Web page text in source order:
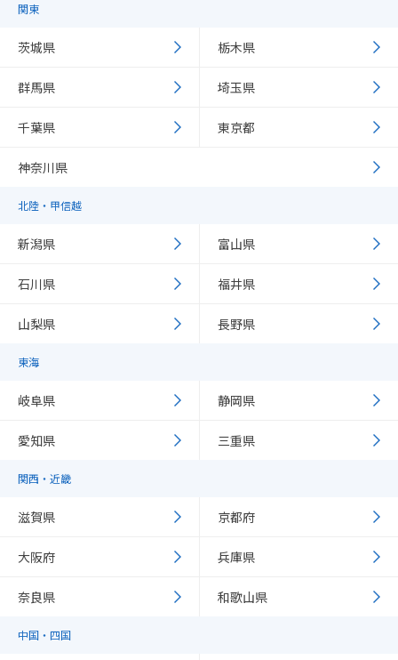
関東
茨城県 栃木県
群馬県 埼玉県
千葉県 東京都
神奈川県
北陸・甲信越
新潟県 富山県
石川県 福井県
山梨県 長野県
東海
岐阜県 静岡県
愛知県 三重県
関西・近畿
滋賀県 京都府
大阪府 兵庫県
奈良県 和歌山県
中国・四国